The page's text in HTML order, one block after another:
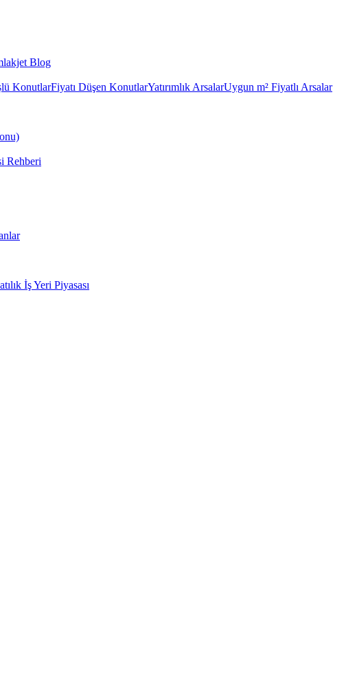
Blog
KonutlarFiyatı Düşen KonutlarYatırımlık ArsalarUygun m² Fiyatlı Arsalar
Rehberi
İş Yeri Piyasası